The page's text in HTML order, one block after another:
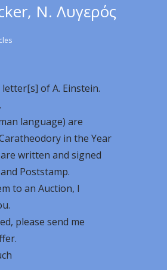
Ν. Λυγερός
of A. Einstein.
language) are
in the Year
written and signed
Poststamp.
to an Auction, I
please send me